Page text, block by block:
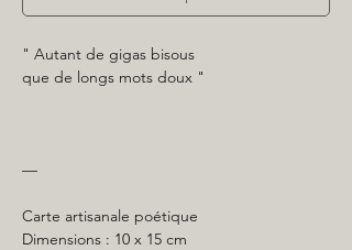
" Autant de gigas bisous
que de longs mots doux "
—
Carte artisanale poétique
Dimensions : 10 x 15 cm